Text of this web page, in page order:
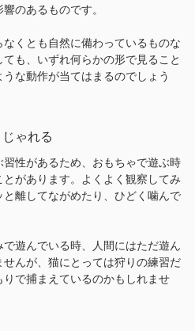
のあるものです。
くとも自然に備わっているものな
も、いずれ何らかの形で見ること
な動作が当てはまるのでしょう
ゃれる
性があるため、おもちゃで遊ぶ時
があります。よくよく観察してみ
離してながめたり、ひどく噛んで
遊んでいる時、人間にはただ遊ん
んが、猫にとっては狩りの練習だ
で捕まえているのかもしれませ